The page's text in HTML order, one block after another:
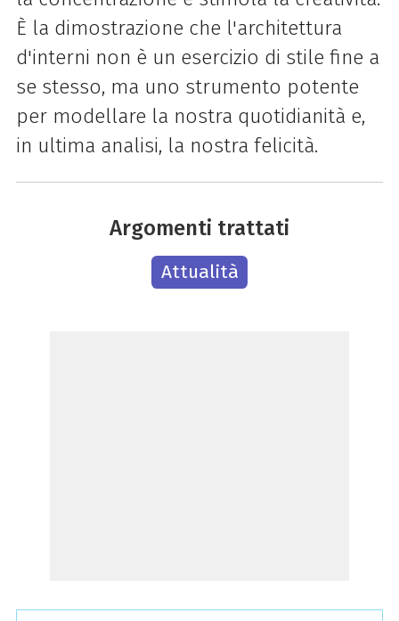
È la dimostrazione che l'architettura
d'interni non è un esercizio di stile fine a
se stesso, ma uno strumento potente
per modellare la nostra quotidianità e,
in ultima analisi, la nostra felicità.
Argomenti trattati
Attualità